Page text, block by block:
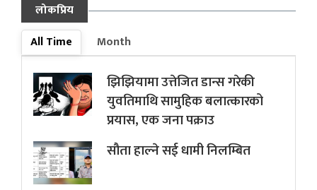
लोकप्रिय
All Time
Month
झिझियामा उत्तेजित डान्स गरेकी
युवतिमाथि सामुहिक बलात्कारको
प्रयास, एक जना पक्राउ
सौता हाल्ने सई धामी निलम्बित